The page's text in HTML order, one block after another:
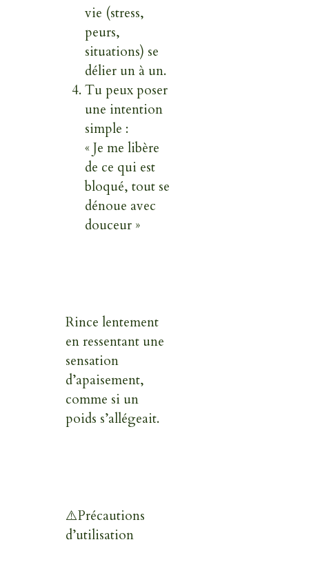
vie (stress,
peurs,
situations) se
délier un à un.
Tu peux poser
une intention
simple :
« Je me libère
de ce qui est
bloqué, tout se
dénoue avec
douceur »
Rince lentement
en ressentant une
sensation
d’apaisement,
comme si un
poids s’allégeait.
⚠️Précautions
d’utilisation